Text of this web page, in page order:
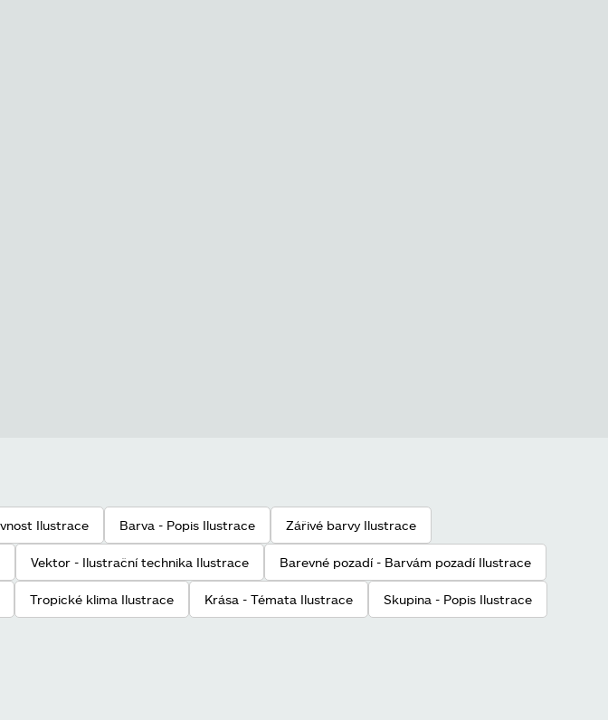
Ilustrace Barva - Popis Ilustrace Zářivé barvy Ilustrace
Vektor - Ilustrační technika Ilustrace Barevné pozadí - Barvám pozadí Ilustrace
Tropické klima Ilustrace Krása - Témata Ilustrace Skupina - Popis Ilustrace